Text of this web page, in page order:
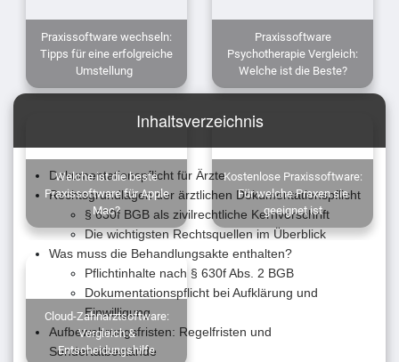
Praxissoftware wechseln:
Tipps für eine erfolgreiche
Umstellung
Praxissoftware
Psychotherapie Vergleich:
Welche ist die Beste?
Welche ist die beste
Praxissoftware für Apple
Mac?
Kostenlose Praxissoftware:
Für welche Praxen sie
geeignet ist
Cloud-Zahnarztsoftware:
Vergleich &
Entscheidungshilfe
Inhaltsverzeichnis
Dokumentationspflicht für Ärzte
Rechtsgrundlagen der ärztlichen Dokumentationspflicht
§ 630f BGB als zivilrechtliche Kernvorschrift
Die wichtigsten Rechtsquellen im Überblick
Was muss die Behandlungsakte enthalten?
Pflichtinhalte nach § 630f Abs. 2 BGB
Dokumentationspflicht bei Aufklärung und
Einwilligung
Aufbewahrungsfristen: Regelfristen und
Sondertatbestände